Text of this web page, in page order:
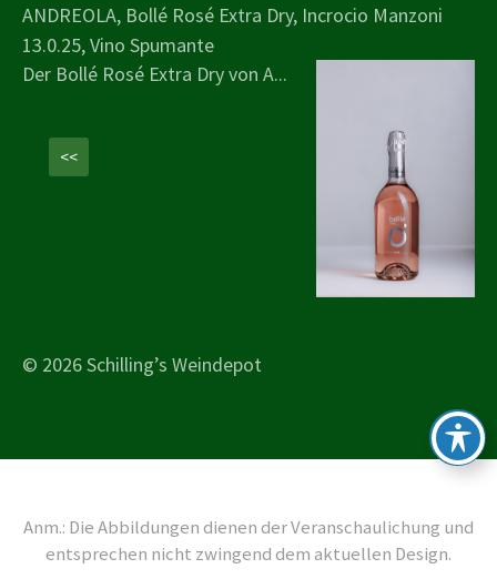
ANDREOLA, Bollé Rosé Extra Dry, Incrocio Manzoni
13.0.25, Vino Spumante
Der Bollé Rosé Extra Dry von A...
<<
© 2026 Schilling’s Weindepot
Anm.: Die Abbildungen dienen der Veranschaulichung und
entsprechen nicht zwingend dem aktuellen Design.